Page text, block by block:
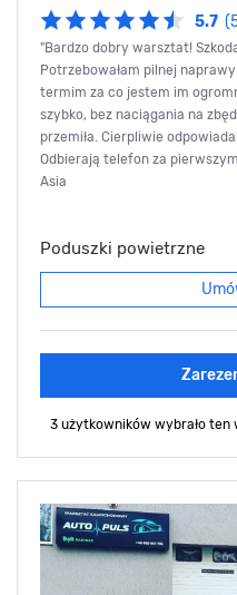
5.7
"Bardzo dobry warsztat!
Potrzebowałam pilnej
termim za co jestem im
szybko, bez naciągania na
przemiła. Cierpliwie
Odbierają telefon za
Asia
Poduszki powietrzne
3 użytkowników wybrało ten